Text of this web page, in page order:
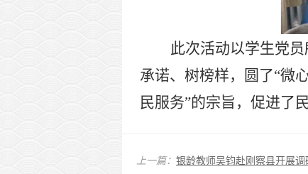
此次活动以学生党
承诺、树榜样，圆了“微
民服务”的宗旨，促进了
上一篇： 银龄教师吴钧赴刚察县开展调